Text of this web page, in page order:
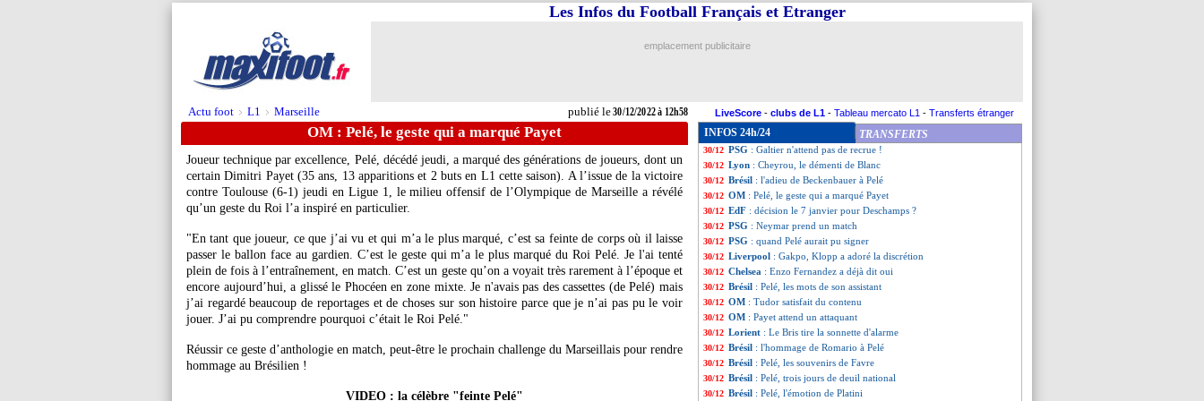
Actu foot > L1 > Marseille publié le30/12/2022 à 12h58
Les Infos du Football Français et Etranger
emplacement publicitaire
LiveScore - clubs de L1 - Tableau mercato L1 - Transferts étranger
OM : Pelé, le geste qui a marqué Payet
Joueur technique par excellence, Pelé, décédé jeudi, a marqué des générations de joueurs, dont un
certain Dimitri Payet (35 ans, 13 apparitions et 2 buts en L1 cette saison). A l’issue de la victoire
contre Toulouse (6-1) jeudi en Ligue 1, le milieu offensif de l’Olympique de Marseille a révélé
qu’un geste du Roi l’a inspiré en particulier.
"En tant que joueur, ce que j’ai vu et qui m’a le plus marqué, c’est sa feinte de corps où il laisse
passer le ballon face au gardien. C’est le geste qui m’a le plus marqué du Roi Pelé. Je l'ai tenté
plein de fois à l’entraînement, en match. C’est un geste qu’on a voyait très rarement à l’époque et
encore aujourd’hui, a glissé le Phocéen en zone mixte. Je n'avais pas des cassettes (de Pelé) mais
j’ai regardé beaucoup de reportages et de choses sur son histoire parce que je n’ai pas pu le voir
jouer. J’ai pu comprendre pourquoi c’était le Roi Pelé."
Réussir ce geste d’anthologie en match, peut-être le prochain challenge du Marseillais pour rendre
hommage au Brésilien !
VIDEO : la célèbre "feinte Pelé"
INFOS 24h/24 TRANSFERTS
30/12 PSG: premier contrat pro pour Housni (officiel)
30/12 PSG
30/12 Lyon: Pelé, Blanc en a parlé au vestiaire
30/12 Aston Villa : Martinez, la mise au point d'Emery
30/12 PSG : Galtier n'attend pas de recrue !
30/12 Lyon : Cheyrou, le démenti de Blanc
30/12 Brésil : l'adieu de Beckenbauer à Pelé
30/12 OM : Pelé, le geste qui a marqué Payet
30/12 EdF : décision le 7 janvier pour Deschamps ?
30/12 PSG : Neymar prend un match
30/12 PSG : quand Pelé aurait pu signer
30/12 Liverpool : Gakpo, Klopp a adoré la discrétion
30/12 Chelsea : Enzo Fernandez a déjà dit oui
30/12 Brésil : Pelé, les mots de son assistant
30/12 OM : Tudor satisfait du contenu
30/12 OM : Payet attend un attaquant
30/12 Lorient : Le Bris tire la sonnette d'alarme
30/12 Brésil : l'hommage de Romario à Pelé
30/12 Brésil : Pelé, les souvenirs de Favre
30/12 Brésil : Pelé, trois jours de deuil national
30/12 Brésil : Pelé, l'émotion de Platini